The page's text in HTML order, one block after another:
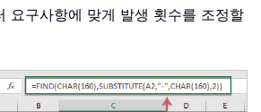
요구사항에 맞게 발생 횟수를 조정할